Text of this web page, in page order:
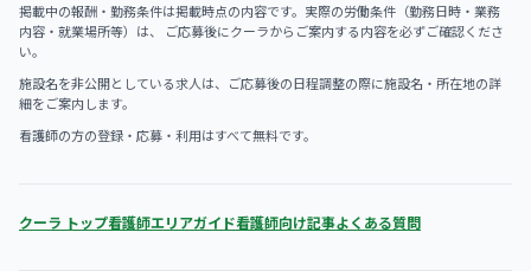
掲載中の報酬・勤務条件は掲載時点の内容です。実際の労働条件（勤務日時・業務
内容・就業場所等）は、 ご応募後にクーラからご案内する内容を必ずご確認くださ
い。
施設名を非公開としている求人は、ご応募後の日程調整の際に施設名・所在地の詳
細をご案内します。
看護師の方の登録・応募・利用はすべて無料です。
クーラ トップ看護師エリアガイド看護師向け記事よくある質問